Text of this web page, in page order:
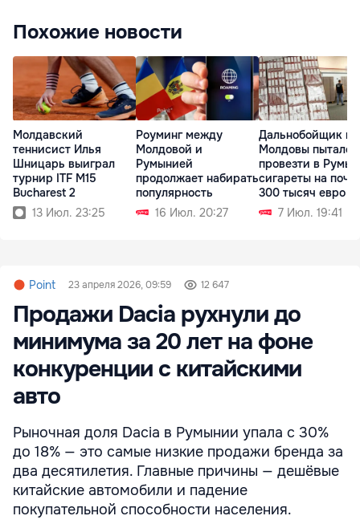
Похожие новости
Молдавский
теннисист Илья
Шницарь выиграл
турнир ITF M15
Bucharest 2
13 Июл. 23:25
Роуминг между
Молдовой и
Румынией
продолжает набирать
популярность
16 Июл. 20:27
Дальнобойщик из
Молдовы пытался
провезти в
сигареты на
300 тысяч евро
7 Июл. 19:41
Point 23 апреля 2026, 09:59 12 647
Продажи Dacia рухнули до
минимума за 20 лет на фоне
конкуренции с китайскими
авто
Рыночная доля Dacia в Румынии упала с 30%
до 18% — это самые низкие продажи бренда за
два десятилетия. Главные причины — дешёвые
китайские автомобили и падение
покупательной способности населения.